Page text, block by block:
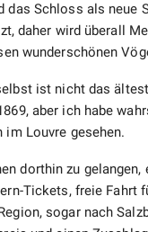
das Schloss als neue
daher wird überall
wunderschönen
ist nicht das
aber ich habe
im Louvre gesehen.
dorthin zu gelangen,
Tickets, freie Fahrt
sogar nach